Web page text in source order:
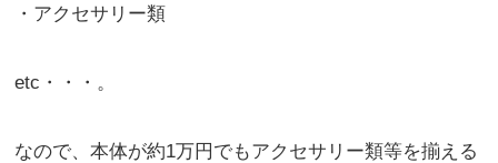
・アクセサリー類
etc・・・。
なので、本体が約1万円でもアクセサリー類等を揃える